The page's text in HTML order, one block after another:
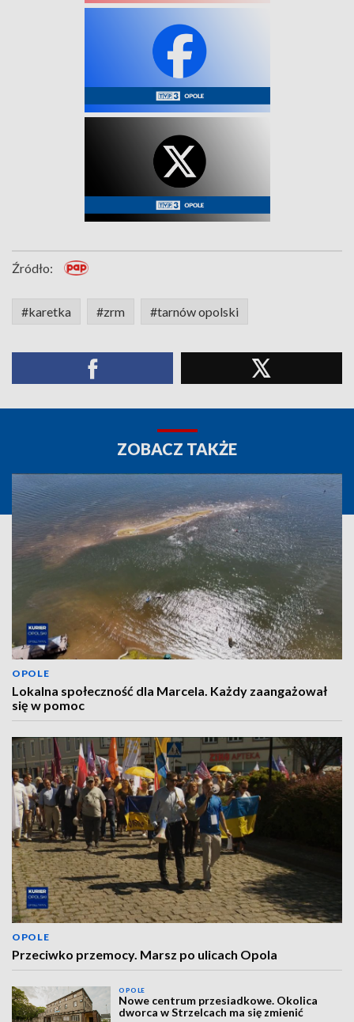
Źródło:
#karetka #zrm #tarnów opolski
ZOBACZ TAKŻE
OPOLE
Lokalna społeczność dla Marcela. Każdy zaangażował
się w pomoc
OPOLE
Przeciwko przemocy. Marsz po ulicach Opola
OPOLE
Nowe centrum przesiadkowe. Okolica
dworca w Strzelcach ma się zmienić